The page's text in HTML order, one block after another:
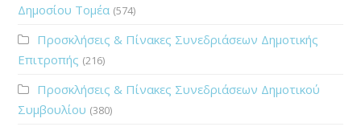
Δημοσίου Τομέα (574)
Προσκλήσεις & Πίνακες Συνεδριάσεων Δημοτικής
Επιτροπής (216)
Προσκλήσεις & Πίνακες Συνεδριάσεων Δημοτικού
Συμβουλίου (380)